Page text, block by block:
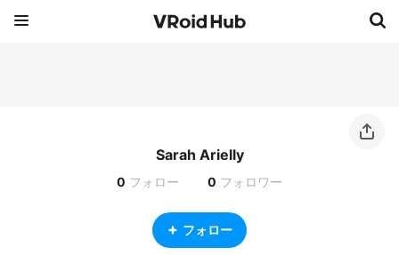
Sarah Arielly
0 フォロー 0 フォロワー
フォロー